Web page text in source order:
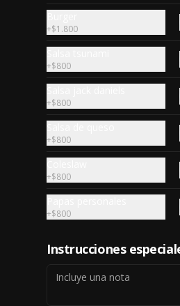
+$1.800
+$800
+$800
+$800
+$800
+$800
Instrucciones